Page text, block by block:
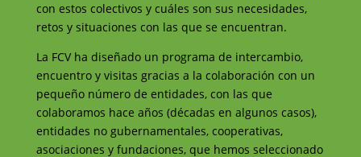
con estos colectivos y cuáles son sus necesidades,
retos y situaciones con las que se encuentran.
La FCV ha diseñado un programa de intercambio,
encuentro y visitas gracias a la colaboración con un
pequeño número de entidades, con las que
colaboramos hace años (décadas en algunos casos),
entidades no gubernamentales, cooperativas,
asociaciones y fundaciones, que hemos seleccionado